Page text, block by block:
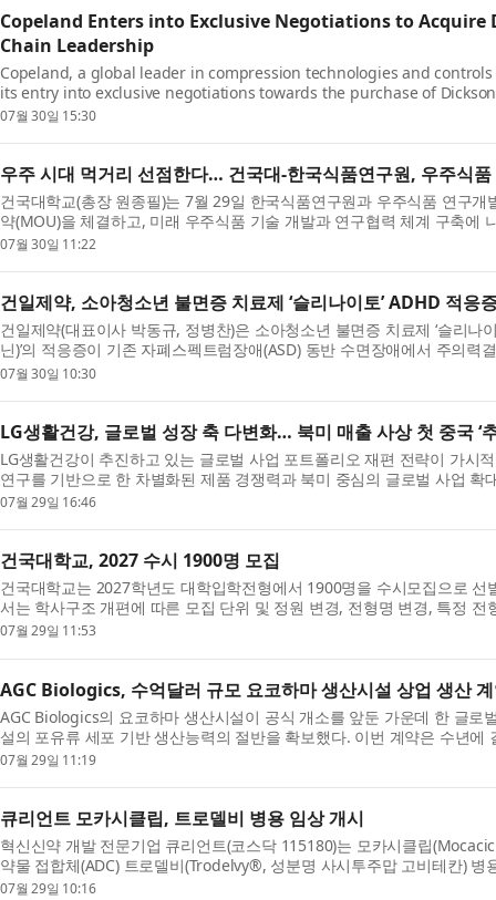
Copeland Enters into Exclusive Negotiations to Acquire
Chain Leadership
Copeland, a global leader in compression technologies and
its entry into exclusive negotiations towards the purchase of
River Capital and provider of environmental monitoring ...
07월 30일 15:30
우주 시대 먹거리 선점한다… 건국대-한국식품연구원, 우주식
건국대학교(총장 원종필)는 7월 29일 한국식품연구원과 우주식품 연구
약(MOU)을 체결하고, 미래 우주식품 기술 개발과 연구협력 체계 구축에
‘우주기술실용화촉진지원사업’의 일환으로 추진 중인...
07월 30일 11:22
건일제약, 소아청소년 불면증 치료제 ‘슬리나이토’ ADHD 적응
건일제약(대표이사 박동규, 정병찬)은 소아청소년 불면증 치료제 ‘슬리
닌)’의 적응증이 기존 자폐스펙트럼장애(ASD) 동반 수면장애에서 주의력
면장애까지 확대됐다. 이로써 슬리나이토는 국내에서 ADH...
07월 30일 10:30
LG생활건강, 글로벌 성장 축 다변화… 북미 매출 사상 첫 중국 ‘
LG생활건강이 추진하고 있는 글로벌 사업 포트폴리오 재편 전략이 가시
연구를 기반으로 한 차별화된 제품 경쟁력과 북미 중심의 글로벌 사업 확
상 처음으로 중국을 넘었다. 단순한 국가별 실적 ...
07월 29일 16:46
건국대학교, 2027 수시 1900명 모집
건국대학교는 2027학년도 대학입학전형에서 1900명을 수시모집으로 선
서는 학사구조 개편에 따른 모집 단위 및 정원 변경, 전형명 변경, 특정 전
형 방법 변경 및 신설 등 주요한 변경 사항들이 있어 ...
07월 29일 11:53
AGC Biologics, 수억달러 규모 요코하마 생산시설 상업 생산
AGC Biologics의 요코하마 생산시설이 공식 개소를 앞둔 가운데 한 글로
설의 포유류 세포 기반 생산능력의 절반을 확보했다. 이번 계약은 수년에
규모는 수억달러에 이를 것으로 예상된다. 위탁개...
07월 29일 11:19
큐리언트 모카시클립, 트로델비 병용 임상 개시
혁신신약 개발 전문기업 큐리언트(코스닥 115180)는 모카시클립
약물 접합체(ADC) 트로델비(Trodelvy®, 성분명 사시투주맙 고비테칸) 병
품안전처(MFDS)로부터 승인됐다고 29일 밝혔다. 이번 임...
07월 29일 10:16